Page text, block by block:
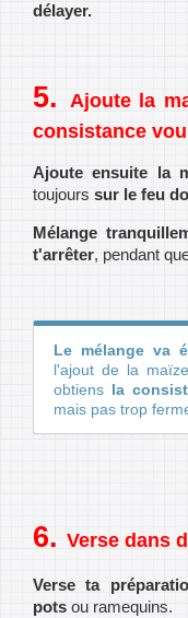
délayer.
Ajoute la
consistance
Ajoute ensuite la
toujours sur le feu
Mélange
t'arrêter, pendant
Le mélange va
l'ajout de la
obtiens la
mais pas trop
Verse dans
Verse ta
pots ou ramequins.